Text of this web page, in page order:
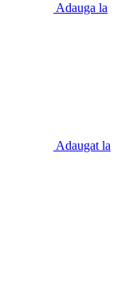
Adauga la
Adaugat la